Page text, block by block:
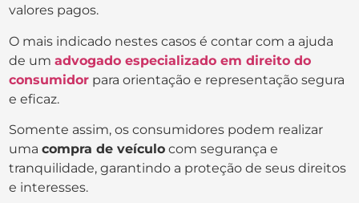
valores pagos.
O mais indicado nestes casos é contar com a ajuda
de umadvogado especializado em direito do
consumidor para orientação e representação segura
e eficaz.
Somente assim, os consumidores podem realizar
umacompra de veículo com segurança e
tranquilidade, garantindo a proteção de seus direitos
e interesses.